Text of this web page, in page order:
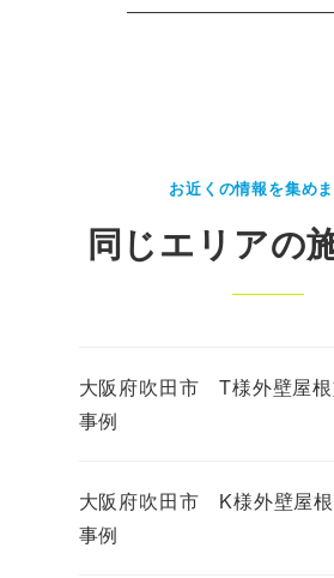
お近くの情報を集め
同じエリアの
大阪府吹田市 T様外壁屋
事例
大阪府吹田市 K様外壁屋
事例